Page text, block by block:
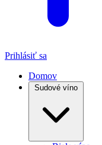
Prihlásiť sa
Domov
Sudové víno